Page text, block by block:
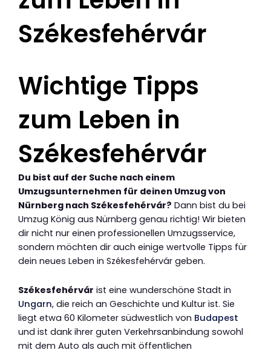
Székesfehérvár
Wichtige Tipps
zum Leben in
Székesfehérvár
Du bist auf der Suche nach einem
Umzugsunternehmen für deinen Umzug von
Nürnberg nach Székesfehérvár? Dann bist du bei
Umzug König aus Nürnberg genau richtig! Wir bieten
dir nicht nur einen professionellen Umzugsservice,
sondern möchten dir auch einige wertvolle Tipps für
dein neues Leben in Székesfehérvár geben.
Székesfehérvár ist eine wunderschöne Stadt in
Ungarn, die reich an Geschichte und Kultur ist. Sie
liegt etwa 60 Kilometer südwestlich von Budapest
und ist dank ihrer guten Verkehrsanbindung sowohl
mit dem Auto als auch mit öffentlichen